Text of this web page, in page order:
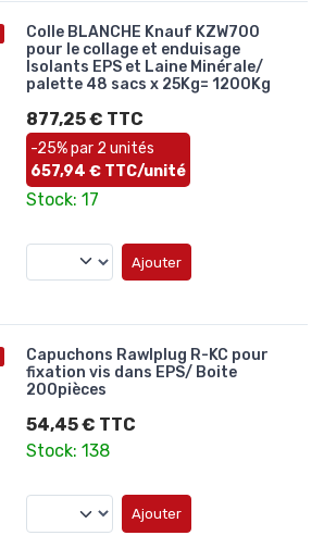
Colle BLANCHE Knauf KZW700
pour le collage et enduisage
Isolants EPS et Laine Minérale/
palette 48 sacs x 25Kg= 1200Kg
877,25 € TTC
-25% par 2 unités
657,94 € TTC/unité
Stock: 17
Ajouter
Capuchons Rawlplug R-KC pour
fixation vis dans EPS/ Boite
200pièces
54,45 € TTC
Stock: 138
Ajouter